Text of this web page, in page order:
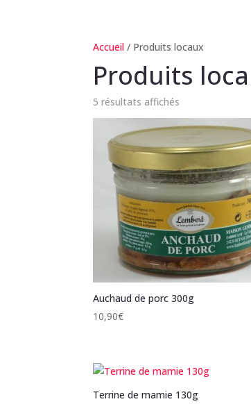
Accueil / Produits locaux
Produits
5 résultats affichés
Auchaud de porc 300g
10,90€
Terrine de mamie 130g